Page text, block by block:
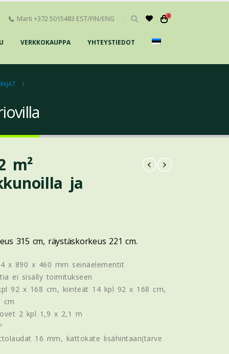
Marti +372 5015483 EST/FIN/ENG 0
VERKKOKAUPPA YHTEYSTIEDOT
m²
ja
315 cm, räystäskorkeus 221 cm.
x 890 x 460 mm seinäelementit
ei sisälly toimitukseen
92 x 168 cm, kiinteät 14 kpl 92 x 168 cm,
cm
2 kpl 1,9 x 2,1 m
16 mm, kattokate lisähintaan(tarve